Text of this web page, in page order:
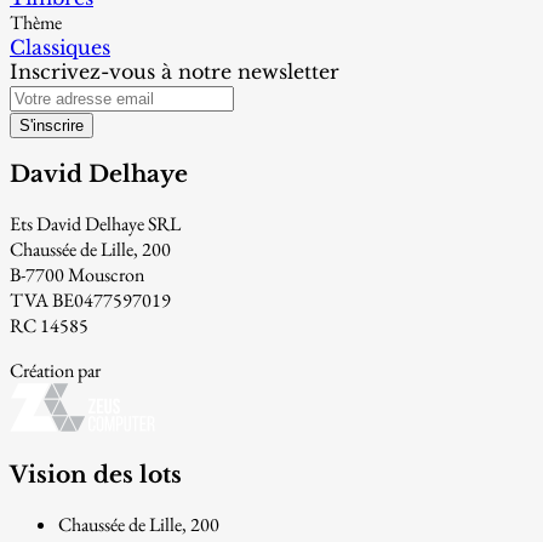
Thème
Classiques
Inscrivez-vous à notre newsletter
S'inscrire
David Delhaye
Ets David Delhaye SRL
Chaussée de Lille, 200
B-7700 Mouscron
TVA BE0477597019
RC 14585
Création par
Vision des lots
Chaussée de Lille, 200